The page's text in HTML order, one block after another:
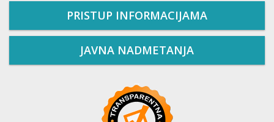
PRISTUP INFORMACIJAMA
JAVNA NADMETANJA